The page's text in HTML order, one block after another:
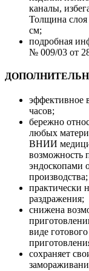
каналы,
Толщина слоя
см;
подробная
№ 009/03 от
эффективное
часов;
бережно
любых
ВНИИ
возможность
эндоскопами
производства;
практически
раздражения;
снижена
виде
сохраняет